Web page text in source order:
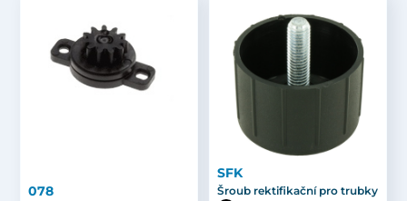
078
SFK
Šroub rektifikační pro trubky